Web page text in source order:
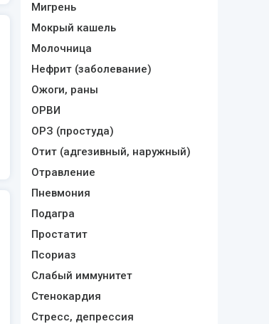
Мигрень
Мокрый кашель
Молочница
Нефрит (заболевание)
Ожоги, раны
ОРВИ
ОРЗ (простуда)
Отит (адгезивный, наружный)
Отравление
Пневмония
Подагра
Простатит
Псориаз
Слабый иммунитет
Стенокардия
Стресс, депрессия